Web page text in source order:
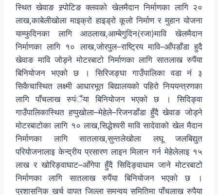
स्थित खेवाङ स्र्पोटिङ क्लवको खेलमैदान निर्माणका लागि २०
लाख,काबेलीखोला माइक्रो हाइड्रो कूलो निर्माण र मुहान योजना
याम्फुदिनका लागि आठलाख,आम्बेगुदिन(रजा)मावि खेलमैदान
निर्माणका लागि १० लाख,जोरपुल–राष्ट्रिय मावि–आँपडाँडा हुदै
खेवाङ मावि जोड्ने मोटरबाटो निर्माणका लागि सातलाख रुपैंया
बिनियोजन भएको छ । सिरिजङ्घा गाउँपालिका वडा नं ३
सिकैचास्थित लक्ष्मी आधारभूत बिद्यालयको पहिरो निययन्त्रणका
लागि पाँचलाख रुपंैंया बिनियोजन भएको छ । सिदिङ्वा
गाउँपालिकास्थित हप्पुखोला–मेहेले–रिजनडाँडा हुँदै खेवाङ जोड्ने
मोटरबाटोका लागि १० लाख,सिद्धेश्वरी मावि सादेवाको खेल मैदान
निर्माणका लागि सातलाख,सुन्तलेखोला लघू जलबिद्युत
परियोजनालाइ केन्द्रीय प्रसारण लाइन मिलान गर्न मेहेलेलाइ १५
लाख र खोरिङ्वाघाट–आँगेपा हुँदै सिदिङ्वाधाम जाने मोटरबाटो
निर्माणका लागि सातलाख रुपैंया बिनियोजन भएको छ ।
प्रशासनिक खर्च वापत जिल्ला समन्वय समितिमा पाँचलाख रुपैया